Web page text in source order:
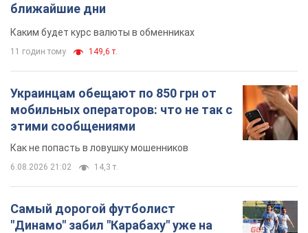
ближайшие дни
Каким будет курс валюты в обменниках
11 годин тому 149,6 т.
Украинцам обещают по 850 грн от
мобильных операторов: что не так с
этими сообщениями
Как не попасть в ловушку мошенников
6.08.2026 21:02 14,3 т.
Самый дорогой футболист
"Динамо" забил "Карабаху" уже на